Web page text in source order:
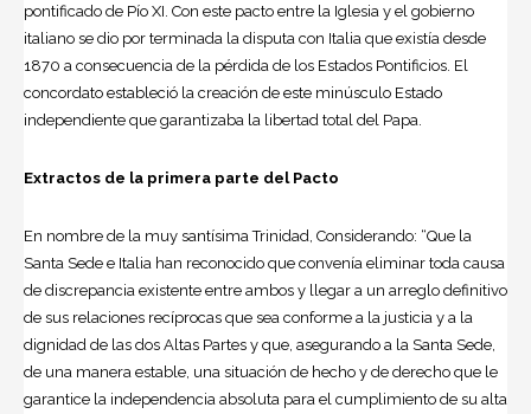
pontificado de Pío XI. Con este pacto entre la Iglesia y el gobierno
italiano se dio por terminada la disputa con Italia que existía desde
1870 a consecuencia de la pérdida de los Estados Pontificios. El
concordato estableció la creación de este minúsculo Estado
independiente que garantizaba la libertad total del Papa.
Extractos de la primera parte del Pacto
En nombre de la muy santísima Trinidad, Considerando: “Que la
Santa Sede e Italia han reconocido que convenía eliminar toda causa
de discrepancia existente entre ambos y llegar a un arreglo definitivo
de sus relaciones recíprocas que sea conforme a la justicia y a la
dignidad de las dos Altas Partes y que, asegurando a la Santa Sede,
de una manera estable, una situación de hecho y de derecho que le
garantice la independencia absoluta para el cumplimiento de su alta